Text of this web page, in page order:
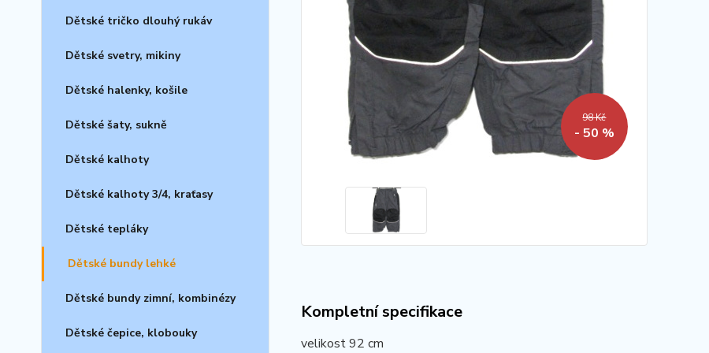
Dětské tričko dlouhý rukáv
Dětské svetry, mikiny
Dětské halenky, košile
Dětské šaty, sukně
Dětské kalhoty
Dětské kalhoty 3/4, kraťasy
Dětské tepláky
Dětské bundy lehké
Dětské bundy zimní, kombinézy
Dětské čepice, klobouky
98 Kč
- 50 %
Kompletní specifikace
velikost 92 cm